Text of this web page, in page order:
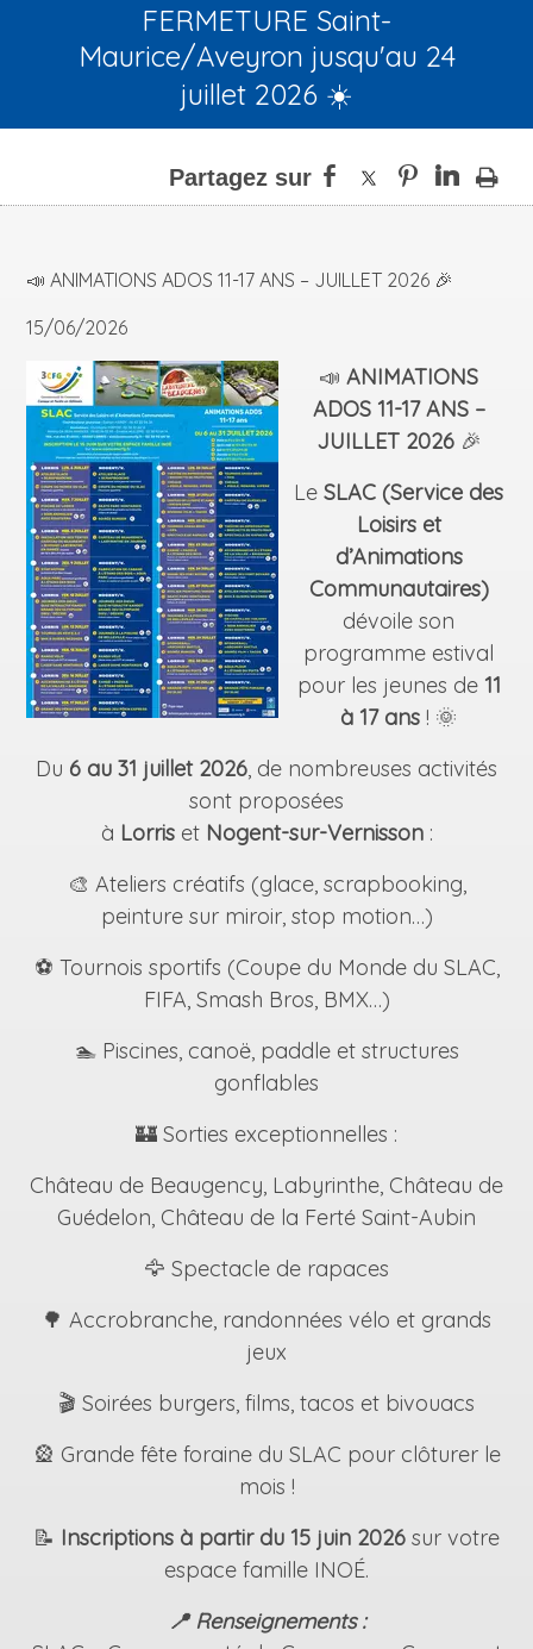
FERMETURE Saint-
Maurice/Aveyron jusqu'au 24
juillet 2026 ☀️
📣 ANIMATIONS ADOS 11-17 ANS – JUILLET 2026 🎉
15/06/2026
📣 ANIMATIONS
ADOS 11-17 ANS –
JUILLET 2026🎉
Le SLAC (Service des
Loisirs et
d’Animations
Communautaires)
dévoile son
programme estival
pour les jeunes de 11
à 17 ans ! 🌞
Du 6 au 31 juillet 2026, de nombreuses activités
sont proposées
à Lorriset Nogent-sur-Vernisson:
🎨 Ateliers créatifs (glace, scrapbooking,
peinture sur miroir, stop motion…)
⚽ Tournois sportifs (Coupe du Monde du SLAC,
FIFA, Smash Bros, BMX…)
🏊 Piscines, canoë, paddle et structures
gonflables
🏰 Sorties exceptionnelles :
Château de Beaugency, Labyrinthe, Château de
Guédelon, Château de la Ferté Saint-Aubin
🦅 Spectacle de rapaces
🌳 Accrobranche, randonnées vélo et grands
jeux
🎬 Soirées burgers, films, tacos et bivouacs
🎡 Grande fête foraine du SLAC pour clôturer le
mois !
📝 Inscriptions à partir du 15 juin 2026 sur votre
espace famille INOÉ.
📍 Renseignements :